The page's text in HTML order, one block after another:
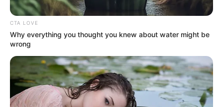
CTA LOVE
Why everything you thought you knew about water might be
wrong